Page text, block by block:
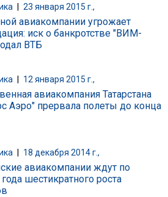
23 января 2015 г.,
авиакомпании угрожает
иск о банкротстве "ВИМ-
ВТБ
12 января 2015 г.,
авиакомпания Татарстана
Аэро" прервала полеты до конца
| 18 декабря 2014 г.,
авиакомпании ждут по
шестикратного роста